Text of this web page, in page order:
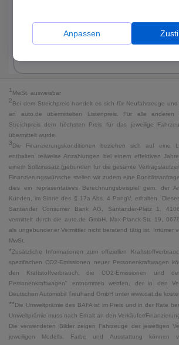
Angebot anfragen
1MwSt. ausweisbar
2Bei dem Streichpreis handelt es sich für Neufahrzeuge
an auto.de übermittelten Listenpreis. Für alle anderen
Streichpreis dem höchsten Preis für das jeweilige
übermittelt wurde.
3Die Finanzierungskonditionen beziehen sich auf eine
enthalten teilweise Anzahlungen bei einem effektiven
einem Sollzinssatz (gebunden für die gesamte
Finanzierungswünsche stellen wir zudem eine
dies ein repräsentatives Berechnungsbeispiel gem. der
Kunden, im Sinne des § 17a Abs. 4 PangV, erhalten.
Santander Consumer Bank AG, Santander-Platz 1,
vermittelt durch die auto.de GmbH, Max-Planck-Str. 19,
als ungebundener Vermittler nicht beratend tätig ist. Irrtümer
MwSt.
*Zusätzliche Informationen zum offiziellen
spezifischen CO2-Emissionen neuer Personenkraftwagen
den Kraftstoffverbrauch, die CO2-Emissionen und
Personenkraftwagen" entnommen werden, der in den
Deutschen Automobil Treuhand GmbH unter www.dat.de
**Die Umweltprämie des BAFA ist im Preis und in der Rate
Umweltprämie muss nach Erhalt an den Verkäufer/
Die verwendeten Bilder zeigen Fahrzeuge der jeweiligen
jeweiligen Modells. Farbe und Ausstattung können
anpassen. Dies ist auch später
Cookie-Richtliniemöglich. Weitere
Sie in unsererDatenschutzerklärung .
Anpassen